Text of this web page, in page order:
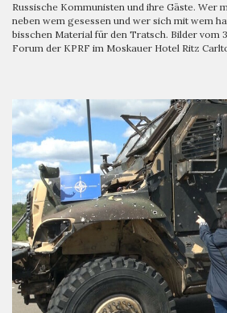
Russische Kommunisten und ihre Gäste. Wer
neben wem gesessen und wer sich mit wem
bisschen Material für den Tratsch. Bilder vom
Forum der KPRF im Moskauer Hotel Ritz